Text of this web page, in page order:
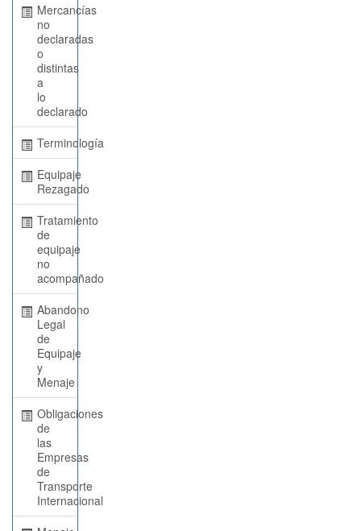
Mercancías
no
declaradas
o
distintas
a
lo
declarado
Terminología
Equipaje
Rezagado
Tratamiento
de
equipaje
no
acompañado
Abandono
Legal
de
Equipaje
y
Menaje
Obligaciones
de
las
Empresas
de
Transporte
Internacional